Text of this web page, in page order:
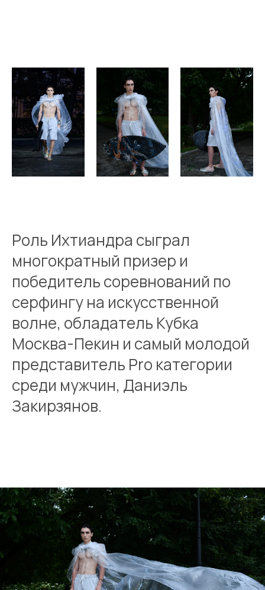
Роль Ихтиандра сыграл
многократный призер и
победитель соревнований по
серфингу на искусственной
волне, обладатель Кубка
Москва-Пекин и самый молодой
представитель Pro категории
среди мужчин, Даниэль
Закирзянов.